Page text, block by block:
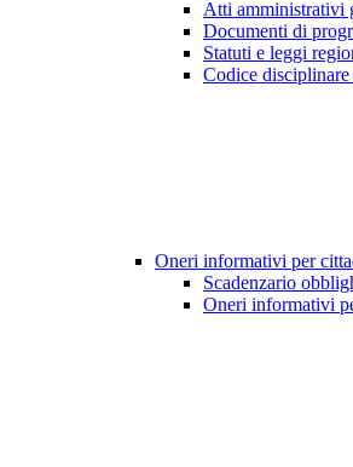
Atti amministrativi
Documenti di
Statuti e leggi
Codice
Oneri informativi per
Scadenzario
Oneri informativi